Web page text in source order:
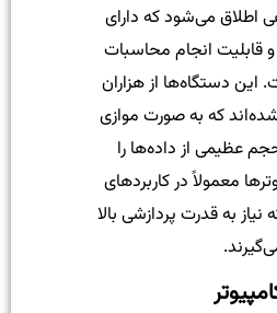
اطلاق می‌شود که دارای
و قابلیت انجام محاسبات
این دستگاه‌ها از هزاران
که به صورت موازی
عظیمی از داده‌ها را
معمولاً در کاربردهای
به قدرت پردازشی بالا